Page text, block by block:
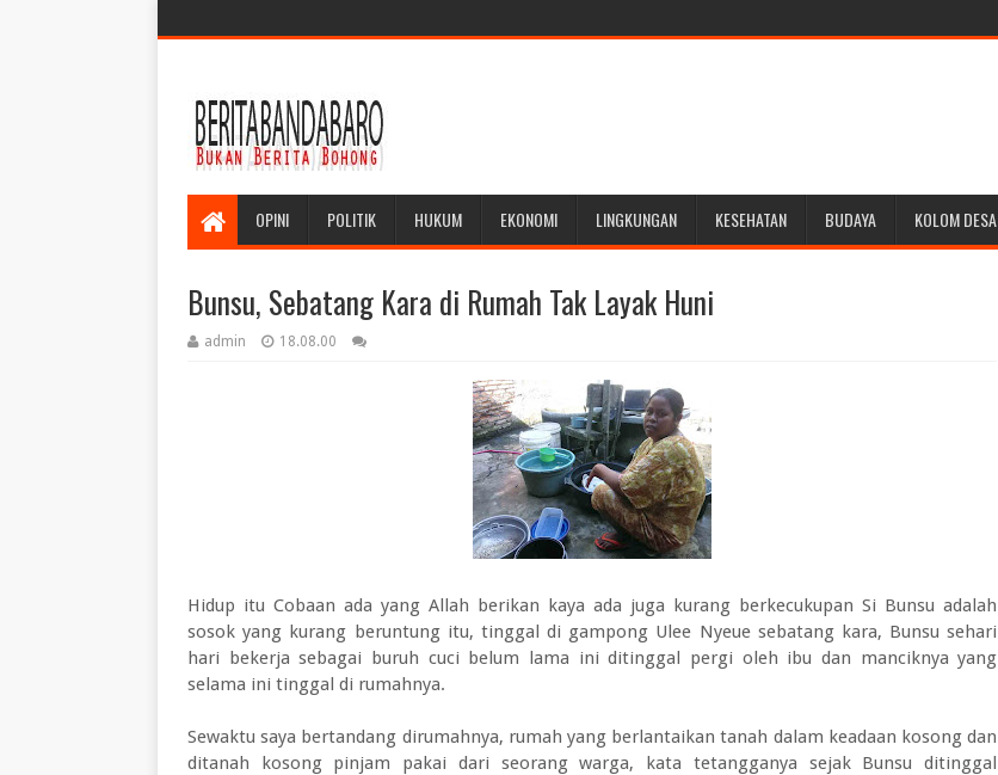
OPINI POLITIK HUKUM EKONOMI LINGKUNGAN KESEHATAN BUDAYA KOLOM DESA
Bunsu, Sebatang Kara di Rumah Tak Layak Huni
admin 18.08.00
Hidup itu Cobaan ada yang Allah berikan kaya ada juga kurang berkecukupan Si Bunsu adalah
sosok yang kurang beruntung itu, tinggal di gampong Ulee Nyeue sebatang kara, Bunsu sehari
hari bekerja sebagai buruh cuci belum lama ini ditinggal pergi oleh ibu dan manciknya yang
selama ini tinggal di rumahnya.
Sewaktu saya bertandang dirumahnya, rumah yang berlantaikan tanah dalam keadaan kosong dan
ditanah kosong pinjam pakai dari seorang warga, kata tetangganya sejak Bunsu ditinggal